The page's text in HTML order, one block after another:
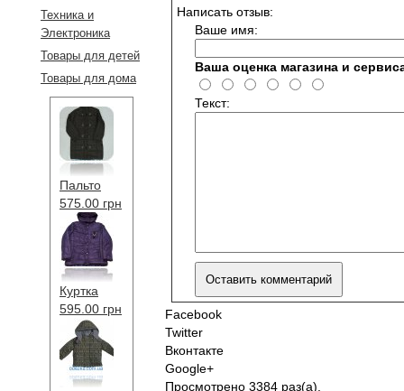
Техника и
Электроника
Товары для детей
Товары для дома
Пальто
575.00 грн
Куртка
595.00 грн
Написать отзыв:
Ваше имя:
Ваша оценка магазина и
Текст:
Facebook
Twitter
Вконтакте
Google+
Просмотрено 3384 раз(а).